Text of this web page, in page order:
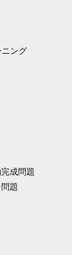
ング
成問題
題